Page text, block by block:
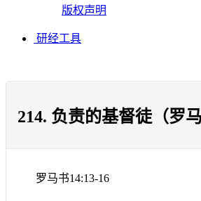
版权声明
研经工具
214. 负责的基督徒（罗马
罗马书14:13-16